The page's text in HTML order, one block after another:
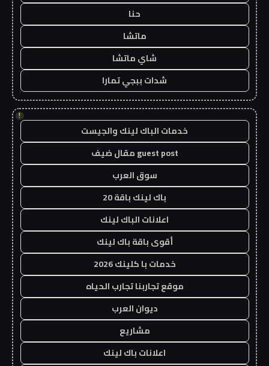
حنا
ماتشا
شاي ماتشا
شدات ببجي تمارا
!
خدمات الباك لينك والجيست
guest post مقال ضيف
سوق العرب
باك لينك باقة 20
اعلانات الباك لينك
أقوى باقة باك لينك
خدمات با كلينك 2026
موقع تجاربنا تجارب الحياه
ديوان العرب
مشاريع
اعلانات باك لينك